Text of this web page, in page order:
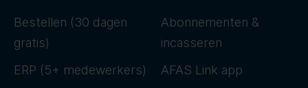
Bestellen (30 dagen
gratis)
ERP (5+ medewerkers)
Abonnementen &
incasseren
AFAS Link app